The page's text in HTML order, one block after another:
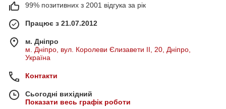
99% позитивних з 2001 відгука за рік
Працює з 21.07.2012
м. Дніпро
м. Дніпро, вул. Королеви Єлизавети ІІ, 20, Дніпро,
Україна
Контакти
Сьогодні вихідний
Показати весь графік роботи